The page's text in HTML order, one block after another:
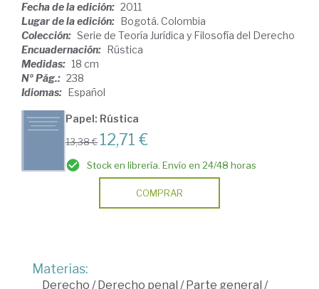
Fecha de la edición: 2011
Lugar de la edición: Bogotá. Colombia
Colección: Serie de Teoría Jurídica y Filosofía del Derecho
Encuadernación: Rústica
Medidas: 18 cm
Nº Pág.: 238
Idiomas: Español
Papel: Rústica
13,38 € 12,71 €
Stock en librería. Envío en 24/48 horas
COMPRAR
Materias:
Derecho / Derecho penal / Parte general /